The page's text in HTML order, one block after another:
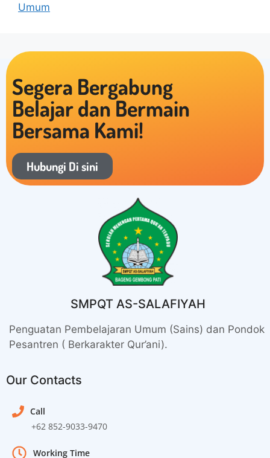
Umum
Segera Bergabung
Belajar dan Bermain
Bersama Kami!
Hubungi Di sini
SMPQT AS-SALAFIYAH
Penguatan Pembelajaran Umum (Sains) dan Pondok
Pesantren ( Berkarakter Qur’ani).
Our Contacts
Call
+62 852-9033-9470
Working Time